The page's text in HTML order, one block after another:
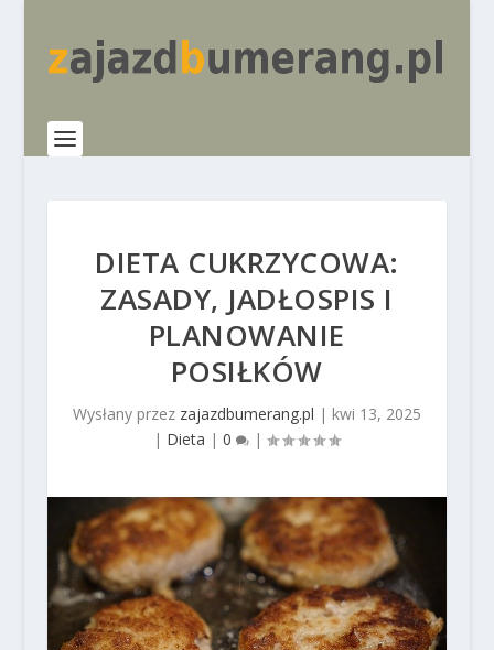
DIETA CUKRZYCOWA:
ZASADY, JADŁOSPIS I
PLANOWANIE
POSIŁKÓW
Wysłany przez zajazdbumerang.pl | kwi 13, 2025
| Dieta |0 |